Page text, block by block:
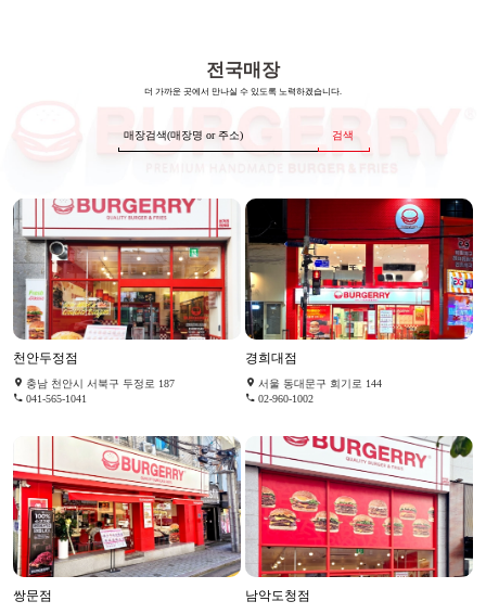
전국매장
더 가까운 곳에서 만나실 수 있도록 노력하겠습니다.
검색
천안두정점
충남 천안시 서북구 두정로 187
041-565-1041
경희대점
서울 동대문구 회기로 144
02-960-1002
쌍문점 남악도청점